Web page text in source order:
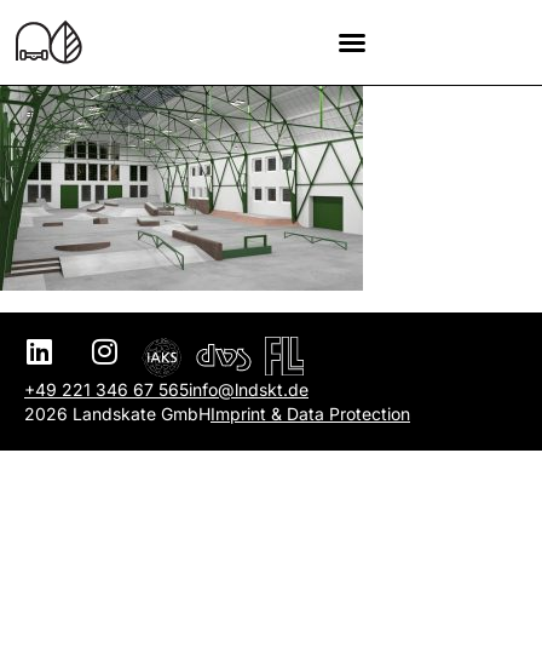
+49 221 346 67 565info@lndskt.de
2026 Landskate GmbHImprint & Data Protection